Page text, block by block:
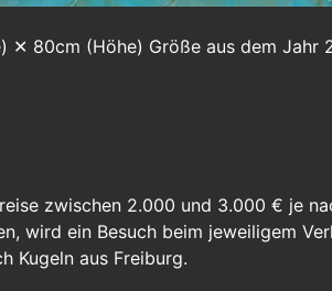
✕ 80cm (Höhe) Größe aus dem Jahr
zwischen 2.000 und 3.000 € je
wird ein Besuch beim jeweiligem
Kugeln aus Freiburg.